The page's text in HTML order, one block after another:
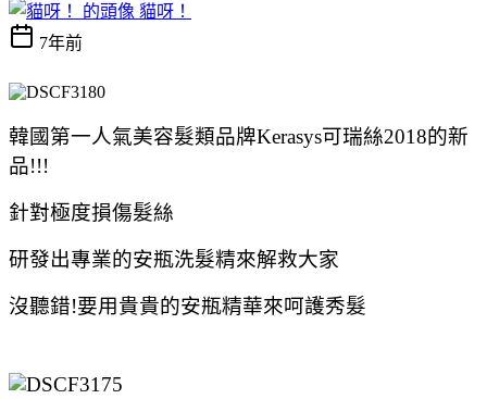
貓呀！
7年前
韓國第一人氣美容髮類品牌Kerasys可瑞絲2018的新
品!!!
針對極度損傷髮絲
研發出專業的安瓶洗髮精來解救大家
沒聽錯!要用貴貴的安瓶精華來呵護秀髮